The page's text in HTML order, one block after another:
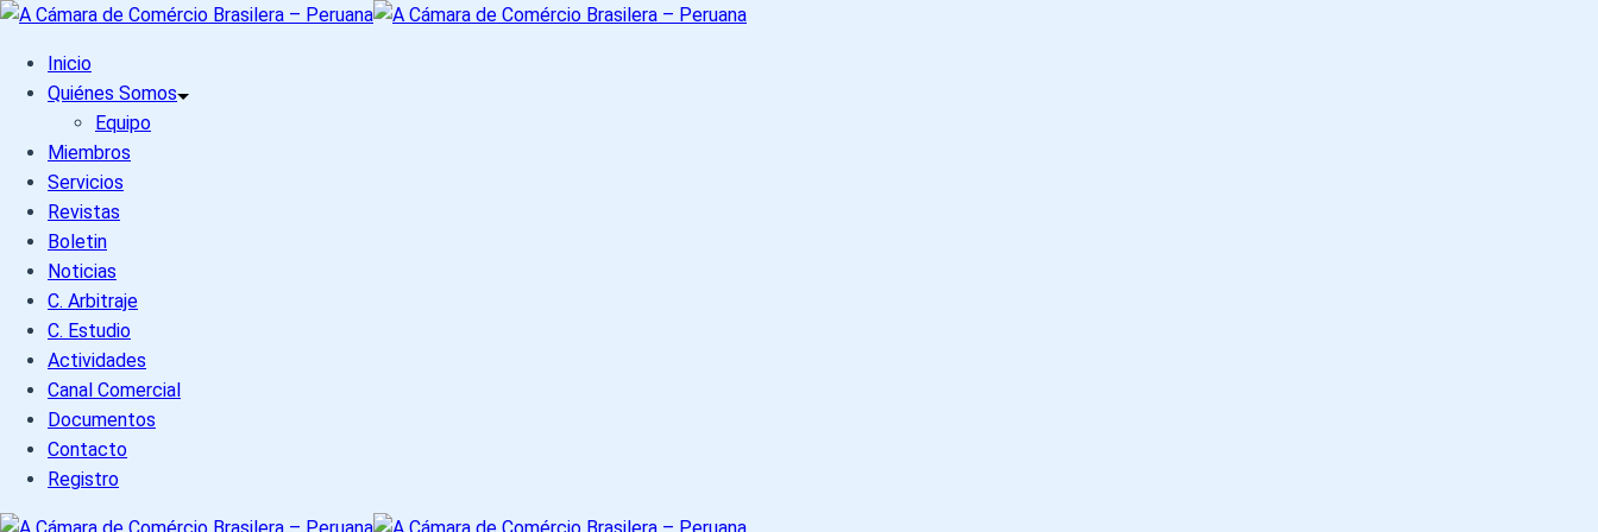
Skip
content
A
Inicio
Quiénes Somos
Equipo
Miembros
Servicios
Revistas
Boletin
Noticias
C. Arbitraje
C. Estudio
Actividades
Canal Comercial
Documentos
Contacto
Registro
A